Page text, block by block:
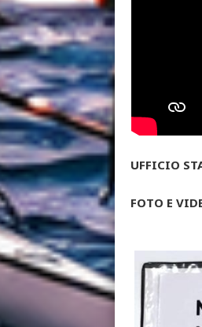
UFFICIO
FOTO E